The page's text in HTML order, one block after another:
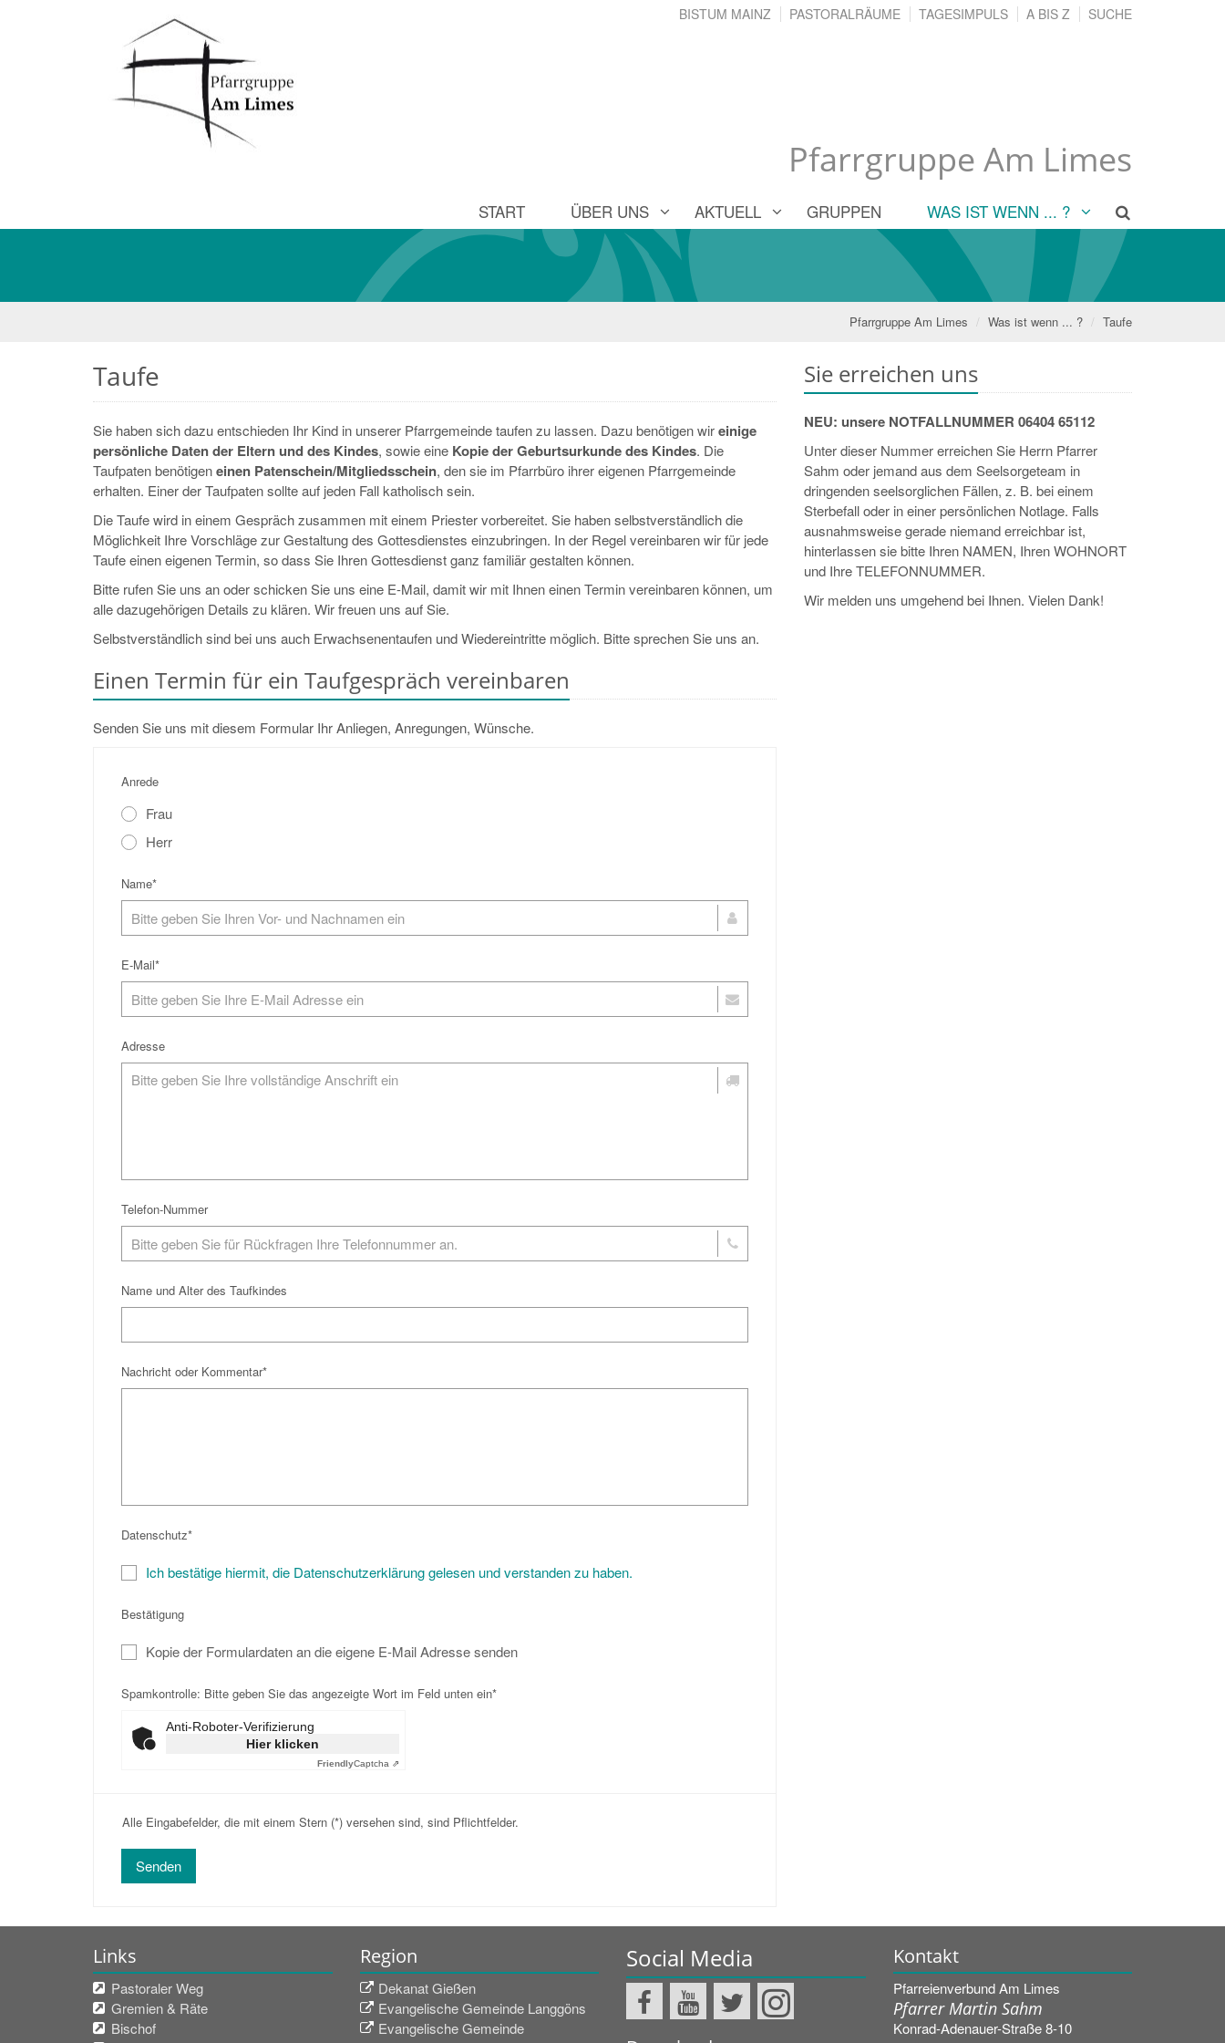
Pfarrgruppe Am Limes
BISTUM MAINZ PASTORALRÄUME TAGESIMPULS A BIS Z SUCHE
START ÜBER UNS AKTUELL GRUPPEN WAS IST WENN ... ?
Pfarrgruppe Am Limes Was ist wenn ... ? Taufe
Taufe
Sie haben sich dazu entschieden Ihr Kind in unserer Pfarrgemeinde taufen zu lassen. Dazu benötigen wireinige
persönliche Daten der Eltern und des Kindes, sowie eine Kopie der Geburtsurkunde des Kindes. Die
Taufpaten benötigeneinen Patenschein/Mitgliedsschein, den sie im Pfarrbüro ihrer eigenen Pfarrgemeinde
erhalten. Einer der Taufpaten sollte auf jeden Fall katholisch sein.
Die Taufe wird in einem Gespräch zusammen mit einem Priester vorbereitet. Sie haben selbstverständlich die
Möglichkeit Ihre Vorschläge zur Gestaltung des Gottesdienstes einzubringen. In der Regel vereinbaren wir für jede
Taufe einen eigenen Termin, so dass Sie Ihren Gottesdienst ganz familiär gestalten können.
Bitte rufen Sie uns an oder schicken Sie uns eine E-Mail, damit wir mit Ihnen einen Termin vereinbaren können, um
alle dazugehörigen Details zu klären. Wir freuen uns auf Sie.
Selbstverständlich sind bei uns auch Erwachsenentaufen und Wiedereintritte möglich. Bitte sprechen Sie uns an.
Einen Termin für ein Taufgespräch vereinbaren
Senden Sie uns mit diesem Formular Ihr Anliegen, Anregungen, Wünsche.
Anrede
Frau
Herr
Name*
E-Mail*
Adresse
Telefon-Nummer
Name und Alter des Taufkindes
Nachricht oder Kommentar*
Datenschutz*
Ich bestätige hiermit, die Datenschutzerklärung gelesen und verstanden zu haben.
Bestätigung
Kopie der Formulardaten an die eigene E-Mail Adresse senden
Spamkontrolle: Bitte geben Sie das angezeigte Wort im Feld unten ein*
Anti-Roboter-Verifizierung
Hier klicken
FriendlyCaptcha ⇗
Alle Eingabefelder, die mit einem Stern (*) versehen sind, sind Pflichtfelder.
Sie erreichen uns
NEU: unsere NOTFALLNUMMER 06404 65112
Unter dieser Nummer erreichen Sie Herrn Pfarrer
Sahm oder jemand aus dem Seelsorge­team in
dringenden seelsorglichen Fällen, z. B. bei einem
Sterbefall oder in einer persönlichen Notlage. Falls
ausnahmsweise gerade niemand erreichbar ist,
hinterlassen sie bitte Ihren NAMEN, Ihren WOHNORT
und Ihre TELEFONNUMMER.
Wir melden uns umgehend bei Ihnen. Vielen Dank!
Links
Pastoraler Weg
Gremien & Räte
Bischof
Region
Dekanat Gießen
Evangelische Gemeinde Langgöns
Evangelische Gemeinde
Social Media Kontakt
Pfarreienverbund Am Limes
Pfarrer Martin Sahm
Konrad-Adenauer-Straße 8-10